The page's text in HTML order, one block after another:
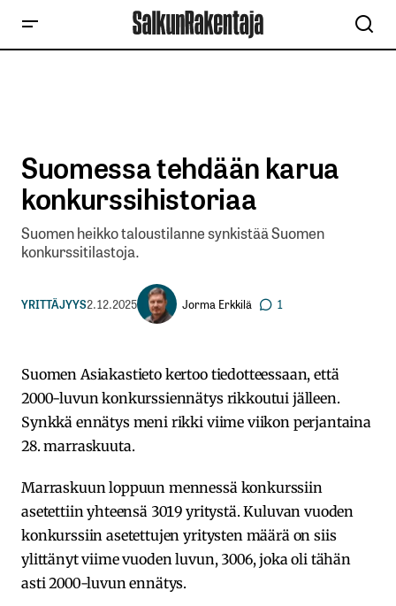
Suomessa tehdään karua
konkurssihistoriaa
Suomen heikko taloustilanne synkistää Suomen
konkurssitilastoja.
YRITTÄJYYS2.12.2025 Jorma Erkkilä 1
Suomen Asiakastieto kertoo tiedotteessaan, että
2000-luvun konkurssiennätys rikkoutui jälleen.
Synkkä ennätys meni rikki viime viikon perjantaina
28. marraskuuta.
Marraskuun loppuun mennessä konkurssiin
asetettiin yhteensä 3019 yritystä. Kuluvan vuoden
konkurssiin asetettujen yritysten määrä on siis
ylittänyt viime vuoden luvun, 3006, joka oli tähän
asti 2000-luvun ennätys.